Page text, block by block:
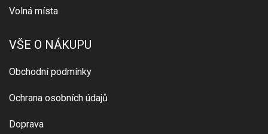
Volná místa
VŠE O NÁKUPU
Obchodní podmínky
Ochrana osobních údajů
Doprava